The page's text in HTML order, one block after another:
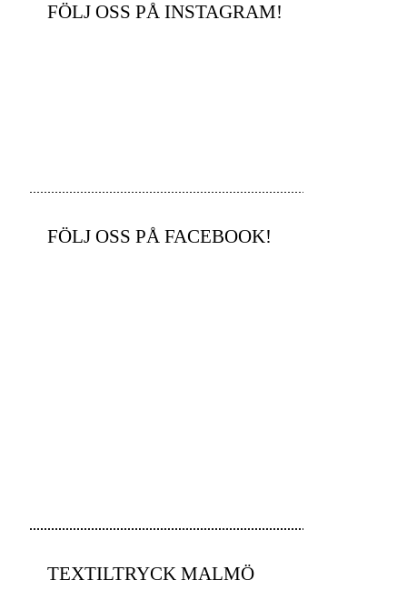
FÖLJ OSS PÅ INSTAGRAM!
FÖLJ OSS PÅ FACEBOOK!
TEXTILTRYCK MALMÖ